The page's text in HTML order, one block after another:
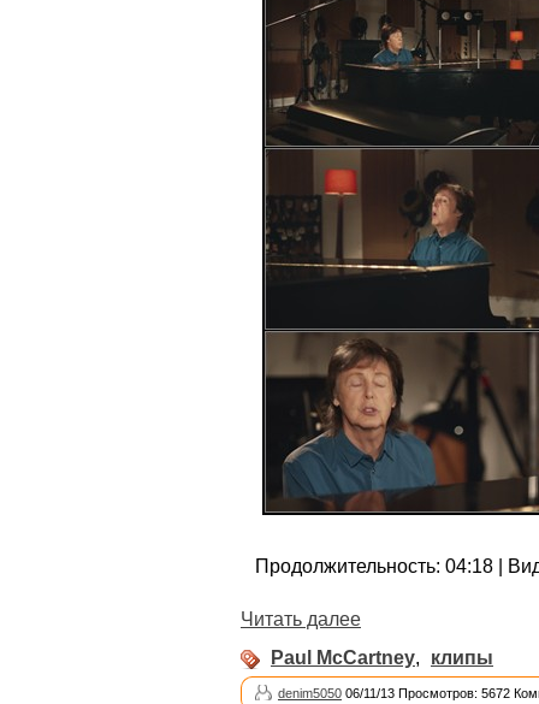
Продолжительность: 04:18 |
Читать далее
Paul McCartney, клипы
denim5050 06/11/13 Просмотров: 5672